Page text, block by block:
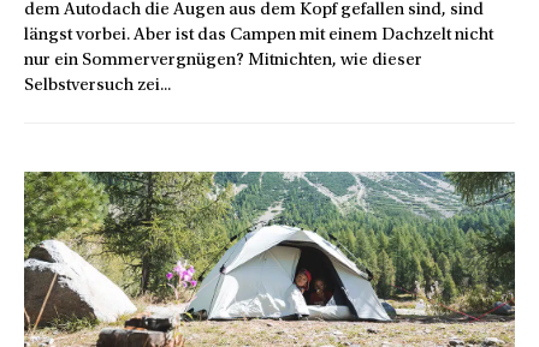
dem Autodach die Augen aus dem Kopf gefallen sind, sind
längst vorbei. Aber ist das Campen mit einem Dachzelt nicht
nur ein Sommervergnügen? Mitnichten, wie dieser
Selbstversuch zei...